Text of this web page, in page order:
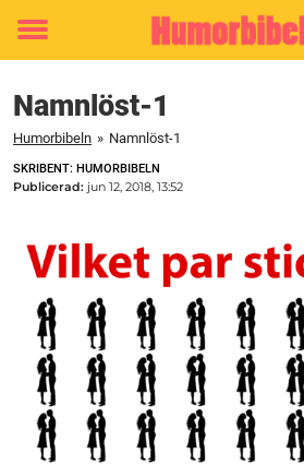
Toggle
Namnlöst-1
Humorbibeln » Namnlöst-1
SKRIBENT: HUMORBIBELN
Publicerad: jun 12, 2018, 13:52